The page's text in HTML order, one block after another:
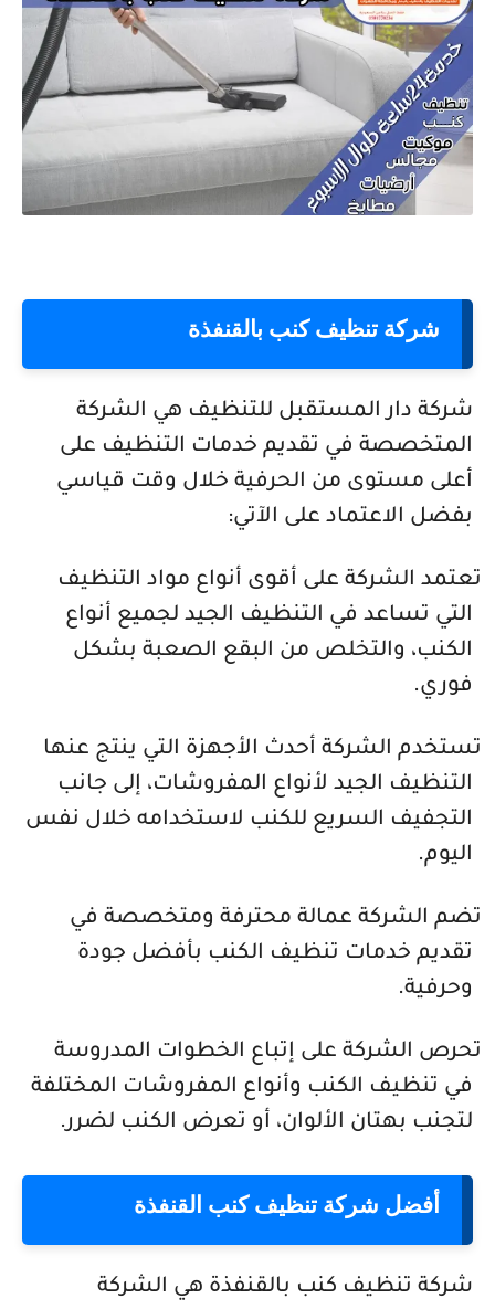
شركة تنظيف كنب بالقنفذة
شركة دار المستقبل للتنظيف هي الشركة
المتخصصة في تقديم خدمات التنظيف على
أعلى مستوى من الحرفية خلال وقت قياسي
بفضل الاعتماد على الآتي:
تعتمد الشركة على أقوى أنواع مواد التنظيف
التي تساعد في التنظيف الجيد لجميع أنواع
الكنب، والتخلص من البقع الصعبة بشكل
فوري.
تستخدم الشركة أحدث الأجهزة التي ينتج عنها
التنظيف الجيد لأنواع المفروشات، إلى جانب
التجفيف السريع للكنب لاستخدامه خلال نفس
اليوم.
تضم الشركة عمالة محترفة ومتخصصة في
تقديم خدمات تنظيف الكنب بأفضل جودة
وحرفية.
تحرص الشركة على إتباع الخطوات المدروسة
في تنظيف الكنب وأنواع المفروشات المختلفة
لتجنب بهتان الألوان، أو تعرض الكنب لضرر.
أفضل شركة تنظيف كنب القنفذة
شركة تنظيف كنب بالقنفذة هي الشركة